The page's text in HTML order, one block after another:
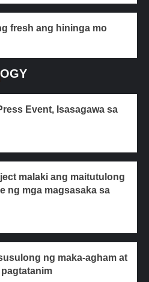
fresh ang hininga mo
Event, Isasagawa sa
malaki ang maitutulong
ng mga magsasaka sa
ng maka-agham at